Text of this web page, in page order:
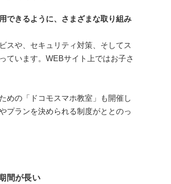
できるように、さまざまな取り組み
スや、セキュリティ対策、そしてス
ています。WEBサイト上ではお子さ
めの「ドコモスマホ教室」も開催し
プランを決められる制度がととのっ
間が長い